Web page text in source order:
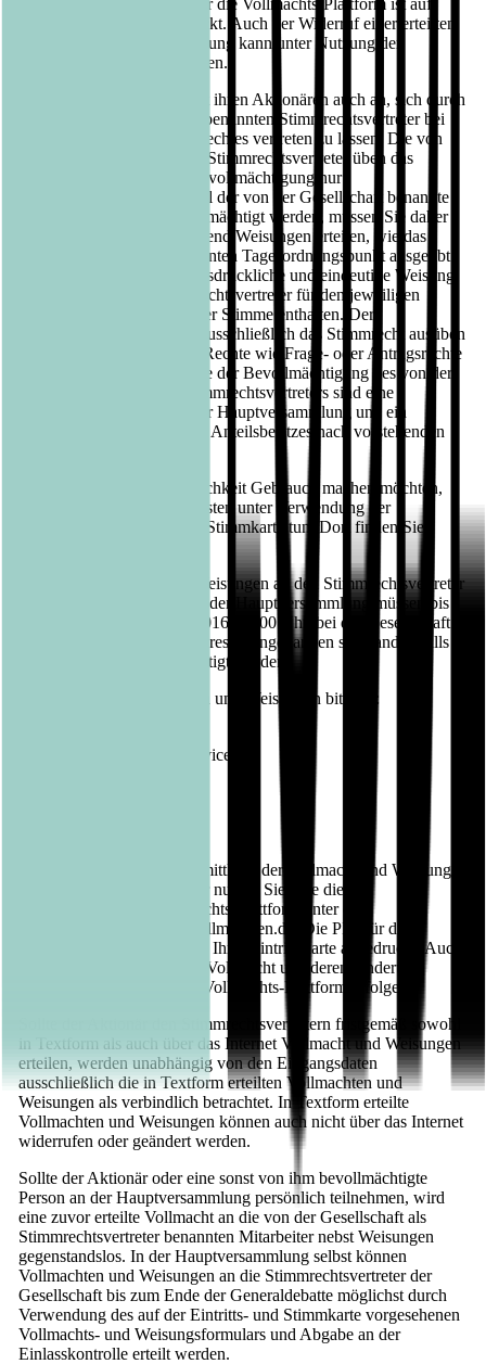
vollmachten.de. Die PIN für die Vollmachts-Plattform ist auf
Ihrer Eintrittskarte abgedruckt. Auch der Widerruf einer erteilten
Vollmacht und deren Änderung kann unter Nutzung der
Vollmachts-Plattform erfolgen.
Die Bastei Lübbe AG bietet ihren Aktionären auch an, sich durch
einen von der Gesellschaft benannten Stimmrechtsvertreter bei
der Ausübung ihres Stimmrechtes vertreten zu lassen. Die von
der Gesellschaft benannten Stimmrechtsvertreter üben das
Stimmrecht im Fall ihrer Bevollmächtigung nur
weisungsgebunden aus. Soll der von der Gesellschaft benannte
Stimmrechtsvertreter bevollmächtigt werden, müssen Sie daher
neben der Vollmacht zwingend Weisungen erteilen, wie das
Stimmrecht zu jedem relevanten Tagesordnungspunkt ausgeübt
werden soll. Soweit eine ausdrückliche und eindeutige Weisung
fehlt, wird sich der Stimmrechtsvertreter für den jeweiligen
Abstimmungsgegenstand der Stimme enthalten. Der
Stimmrechtsvertreter wird ausschließlich das Stimmrecht ausüben
und keine weitergehenden Rechte wie Frage- oder Antragsrechte
wahrnehmen. Auch im Falle der Bevollmächtigung des von der
Gesellschaft benannten Stimmrechtsvertreters sind eine
fristgerechte Anmeldung zur Hauptversammlung und ein
fristgerechter Nachweis des Anteilsbesitzes nach vorstehenden
Wenn Sie von dieser Möglichkeit Gebrauch machen möchten,
können Sie dies am einfachsten unter Verwendung der
kombinierten Eintritts- und Stimmkarte tun. Dort finden Sie
Die Vollmachten mit den Weisungen an den Stimmrechtsvertreter
der Gesellschaft im Vorfeld der Hauptversammlung müssen bis
spätestens 14. September 2016, 18.00 Uhr, bei der Gesellschaft
unter der nachstehenden Adresse eingegangen sein, andernfalls
können sie nicht berücksichtigt werden.
Senden Sie die Vollmachten und Weisungen bitte an:
c/o PR IM TURM HV-Service AG
Für die elektronische Übermittlung der Vollmacht und Weisungen
an den Stimmrechtsvertreter nutzen Sie bitte die
passwortgeschützte Vollmachts-Plattform unter der
Internetadresse www.hv-vollmachten.de. Die PIN für die
Vollmachts-Plattform ist auf Ihrer Eintrittskarte abgedruckt. Auch
der Widerruf einer erteilten Vollmacht und deren Änderung
können unter Nutzung der Vollmachts-Plattform erfolgen.
Sollte der Aktionär den Stimmrechtsvertretern fristgemäß sowohl
in Textform als auch über das Internet Vollmacht und Weisungen
erteilen, werden unabhängig von den Eingangsdaten
ausschließlich die in Textform erteilten Vollmachten und
Weisungen als verbindlich betrachtet. In Textform erteilte
Vollmachten und Weisungen können auch nicht über das Internet
widerrufen oder geändert werden.
Sollte der Aktionär oder eine sonst von ihm bevollmächtigte
Person an der Hauptversammlung persönlich teilnehmen, wird
eine zuvor erteilte Vollmacht an die von der Gesellschaft als
Stimmrechtsvertreter benannten Mitarbeiter nebst Weisungen
gegenstandslos. In der Hauptversammlung selbst können
Vollmachten und Weisungen an die Stimmrechtsvertreter der
Gesellschaft bis zum Ende der Generaldebatte möglichst durch
Verwendung des auf der Eintritts- und Stimmkarte vorgesehenen
Vollmachts- und Weisungsformulars und Abgabe an der
Einlasskontrolle erteilt werden.